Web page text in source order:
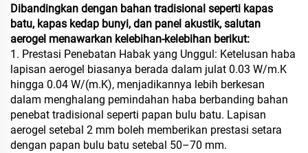
Dibandingkan dengan bahan tradisional seperti kapas
batu, kapas kedap bunyi, dan panel akustik, salutan
aerogel menawarkan kelebihan-kelebihan berikut:
1. Prestasi Penebatan Habak yang Unggul: Ketelusan haba
lapisan aerogel biasanya berada dalam julat 0.03 W/m.K
hingga 0.04 W/(m.K), menjadikannya lebih berkesan
dalam menghalang pemindahan haba berbanding bahan
penebat tradisional seperti papan bulu batu. Lapisan
aerogel setebal 2 mm boleh memberikan prestasi setara
dengan papan bulu batu setebal 50–70 mm.